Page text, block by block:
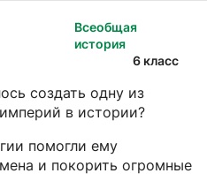
Всеобщая
история
6 класс
создать одну из
в истории?
помогли ему
и покорить огромные